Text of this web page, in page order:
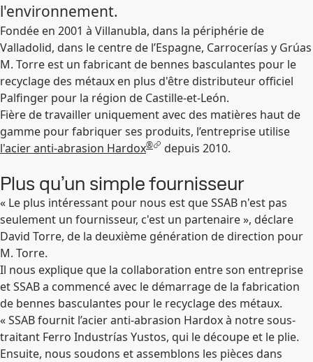
l'environnement.
Fondée en 2001 à Villanubla, dans la périphérie de
Valladolid, dans le centre de l’Espagne, Carrocerías y Grúas
M. Torre est un fabricant de bennes basculantes pour le
recyclage des métaux en plus d'être distributeur officiel
Palfinger pour la région de Castille-et-León.
Fière de travailler uniquement avec des matières haut de
gamme pour fabriquer ses produits, l’entreprise utilise
l'acier anti-abrasion Hardox® depuis 2010.
Plus qu’un simple fournisseur
« Le plus intéressant pour nous est que SSAB n'est pas
seulement un fournisseur, c'est un partenaire », déclare
David Torre, de la deuxième génération de direction pour
M. Torre.
Il nous explique que la collaboration entre son entreprise
et SSAB a commencé avec le démarrage de la fabrication
de bennes basculantes pour le recyclage des métaux.
« SSAB fournit l’acier anti-abrasion Hardox à notre sous-
traitant Ferro Industrías Yustos, qui le découpe et le plie.
Ensuite, nous soudons et assemblons les pièces dans